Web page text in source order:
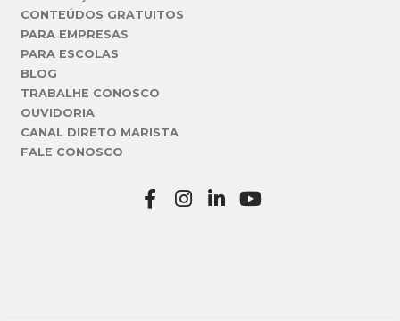
CONTEÚDOS GRATUITOS
PARA EMPRESAS
PARA ESCOLAS
BLOG
TRABALHE CONOSCO
OUVIDORIA
CANAL DIRETO MARISTA
FALE CONOSCO